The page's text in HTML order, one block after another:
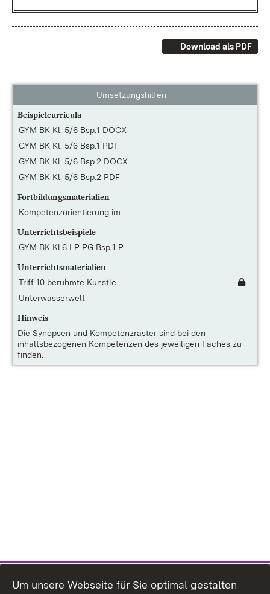
Download als PDF
Umsetzungshilfen
Beispielcurricula
GYM BK Kl. 5/6 Bsp.1 DOCX
GYM BK Kl. 5/6 Bsp.1 PDF
GYM BK Kl. 5/6 Bsp.2 DOCX
GYM BK Kl. 5/6 Bsp.2 PDF
Fortbildungsmaterialien
Kompetenzorientierung im ...
Unterrichtsbeispiele
GYM BK Kl.6 LP PG Bsp.1 P...
Unterrichtsmaterialien
Triff 10 berühmte Künstle...
Unterwasserwelt
Hinweis
Die Synopsen und Kompetenzraster sind bei den
inhaltsbezogenen Kompetenzen des jeweiligen Faches zu
finden.
Um unsere Webseite für Sie optimal gestalten